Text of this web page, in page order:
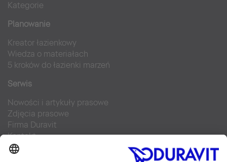
Kategorie
Planowanie
Kreator łazienkowy
Wiedza o materiałach
5 kroków do łazienki marzeń
Serwis
Nowości i artykuły prasowe
Zdjęcia prasowe
Firma Duravit
Kontakt
Najczęściej zadawane pytania